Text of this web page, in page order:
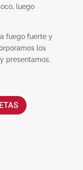
luego
fuego fuerte y
los
presentamos.